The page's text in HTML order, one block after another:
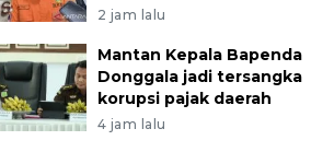
2 jam lalu
Mantan Kepala Bapenda
Donggala jadi tersangka
korupsi pajak daerah
4 jam lalu